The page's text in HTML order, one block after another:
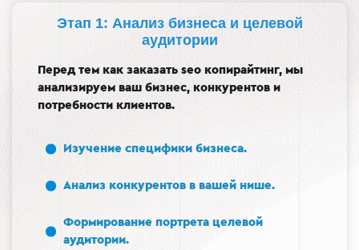
Этап 1: Анализ бизнеса и целевой
аудитории
Перед тем как заказать seo копирайтинг, мы
анализируем ваш бизнес, конкурентов и
потребности клиентов.
Изучение специфики бизнеса.
Анализ конкурентов в вашей нише.
Формирование портрета целевой
аудитории.